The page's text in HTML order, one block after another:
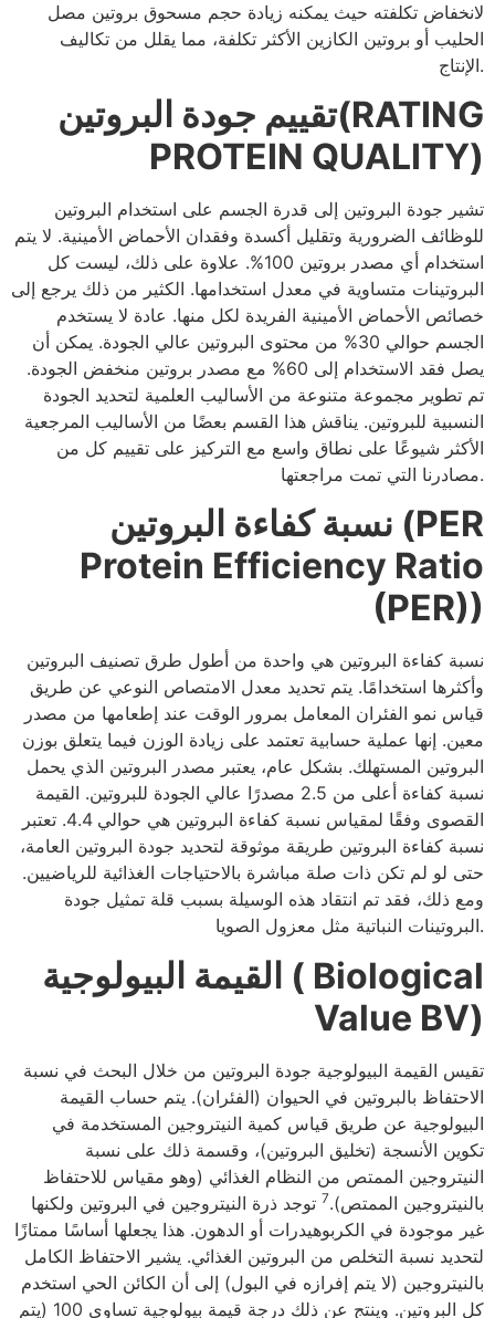
لانخفاض تكلفته حيث يمكنه زيادة حجم مسحوق بروتين مصل
الحليب أو بروتين الكازين الأكثر تكلفة، مما يقلل من تكاليف
الإنتاج.
تقييم جودة البروتين(RATING
PROTEIN QUALITY)
تشير جودة البروتين إلى قدرة الجسم على استخدام البروتين
للوظائف الضرورية وتقليل أكسدة وفقدان الأحماض الأمينية. لا يتم
استخدام أي مصدر بروتين 100%. علاوة على ذلك، ليست كل
البروتينات متساوية في معدل استخدامها. الكثير من ذلك يرجع إلى
خصائص الأحماض الأمينية الفريدة لكل منها. عادة لا يستخدم
الجسم حوالي 30% من محتوى البروتين عالي الجودة. يمكن أن
يصل فقد الاستخدام إلى 60% مع مصدر بروتين منخفض الجودة.
تم تطوير مجموعة متنوعة من الأساليب العلمية لتحديد الجودة
النسبية للبروتين. يناقش هذا القسم بعضًا من الأساليب المرجعية
الأكثر شيوعًا على نطاق واسع مع التركيز على تقييم كل من
مصادرنا التي تمت مراجعتها.
نسبة كفاءة البروتين (PER
Protein Efficiency Ratio
(PER))
نسبة كفاءة البروتين هي واحدة من أطول طرق تصنيف البروتين
وأكثرها استخدامًا. يتم تحديد معدل الامتصاص النوعي عن طريق
قياس نمو الفئران المعامل بمرور الوقت عند إطعامها من مصدر
معين. إنها عملية حسابية تعتمد على زيادة الوزن فيما يتعلق بوزن
البروتين المستهلك. بشكل عام، يعتبر مصدر البروتين الذي يحمل
نسبة كفاءة أعلى من 2.5 مصدرًا عالي الجودة للبروتين. القيمة
القصوى وفقًا لمقياس نسبة كفاءة البروتين هي حوالي 4.4. تعتبر
نسبة كفاءة البروتين طريقة موثوقة لتحديد جودة البروتين العامة،
حتى لو لم تكن ذات صلة مباشرة بالاحتياجات الغذائية للرياضيين.
ومع ذلك، فقد تم انتقاد هذه الوسيلة بسبب قلة تمثيل جودة
البروتينات النباتية مثل معزول الصويا.
القيمة البيولوجية ( Biological
Value BV)
تقيس القيمة البيولوجية جودة البروتين من خلال البحث في نسبة
الاحتفاظ بالبروتين في الحيوان (الفئران). يتم حساب القيمة
البيولوجية عن طريق قياس كمية النيتروجين المستخدمة في
تكوين الأنسجة (تخليق البروتين)، وقسمة ذلك على نسبة
النيتروجين الممتص من النظام الغذائي (وهو مقياس للاحتفاظ
بالنيتروجين الممتص).7 توجد ذرة النيتروجين في البروتين ولكنها
غير موجودة في الكربوهيدرات أو الدهون. هذا يجعلها أساسًا ممتازًا
لتحديد نسبة التخلص من البروتين الغذائي. يشير الاحتفاظ الكامل
بالنيتروجين (لا يتم إفرازه في البول) إلى أن الكائن الحي استخدم
كل البروتين. وينتج عن ذلك درجة قيمة بيولوجية تساوي 100 (يتم